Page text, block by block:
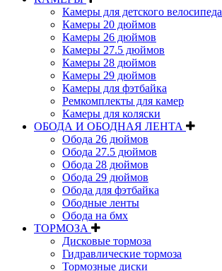
Камеры для детского велосипеда
Камеры 20 дюймов
Камеры 26 дюймов
Камеры 27.5 дюймов
Камеры 28 дюймов
Камеры 29 дюймов
Камеры для фэтбайка
Ремкомплекты для камер
Камеры для коляски
ОБОДА И ОБОДНАЯ ЛЕНТА
Обода 26 дюймов
Обода 27.5 дюймов
Обода 28 дюймов
Обода 29 дюймов
Обода для фэтбайка
Ободные ленты
Обода на бмх
ТОРМОЗА
Дисковые тормоза
Гидравлические тормоза
Тормозные диски